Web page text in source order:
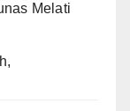
Melati